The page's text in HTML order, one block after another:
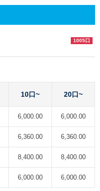
1005口
10口~ 20口~
6,000.00 6,000.00
6,360.00 6,360.00
8,400.00 8,400.00
6,000.00 6,000.00